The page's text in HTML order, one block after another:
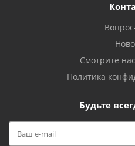
Смотрите
Политика
Будьте